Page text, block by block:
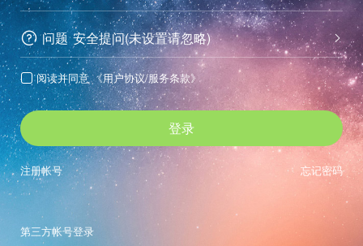
 问题 
安全提问(未设置请忽略)
 阅读并同意 《用户协议/服务条款》
登录
忘记密码
注册帐号
第三方帐号登录